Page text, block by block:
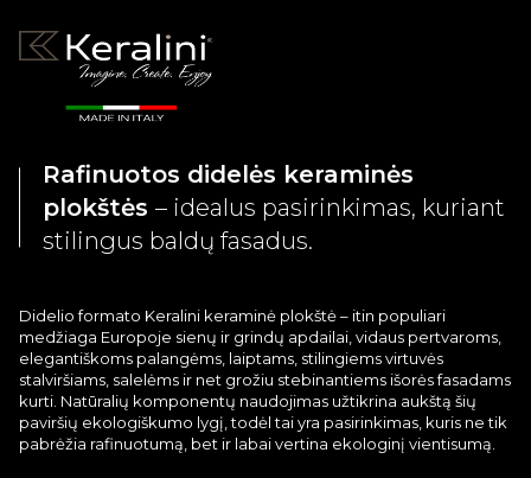
Rafinuotos didelės keraminės
plokštės – idealus pasirinkimas, kuriant
stilingus baldų fasadus.
Didelio formato Keralini keraminė plokštė – itin populiari
medžiaga Europoje sienų ir grindų apdailai, vidaus pertvaroms,
elegantiškoms palangėms, laiptams, stilingiems virtuvės
stalviršiams, salelėms ir net grožiu stebinantiems išorės fasadams
kurti. Natūralių komponentų naudojimas užtikrina aukštą šių
paviršių ekologiškumo lygį, todėl tai yra pasirinkimas, kuris ne tik
pabrėžia rafinuotumą, bet ir labai vertina ekologinį vientisumą.